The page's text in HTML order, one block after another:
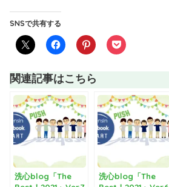
SNSで共有する
関連記事はこちら
洗心blog「The
洗心blog「The